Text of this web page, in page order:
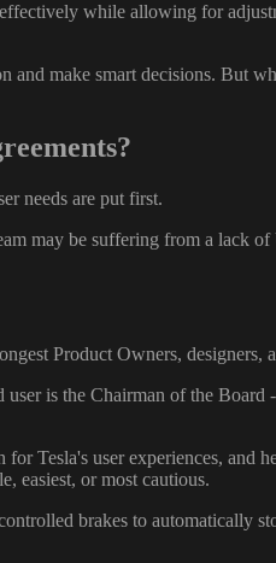
while allowing for
make smart decisions. But
needs are put first.
may be suffering from a lack
Product Owners,
is the Chairman of the
Tesla's user experiences, and
easiest, or most cautious.
brakes to automatically